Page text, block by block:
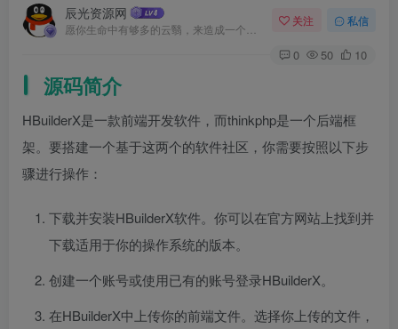
辰光资源网 关注 私信
0 50 10
源码简介
HBuilderX是一款前端开发软件，而thinkphp是一个后端框
架。要搭建一个基于这两个的软件社区，你需要按照以下步
骤进行操作：
下载并安装HBuilderX软件。你可以在官方网站上找到并
下载适用于你的操作系统的版本。
创建一个账号或使用已有的账号登录HBuilderX。
在HBuilderX中上传你的前端文件。选择你上传的文件，